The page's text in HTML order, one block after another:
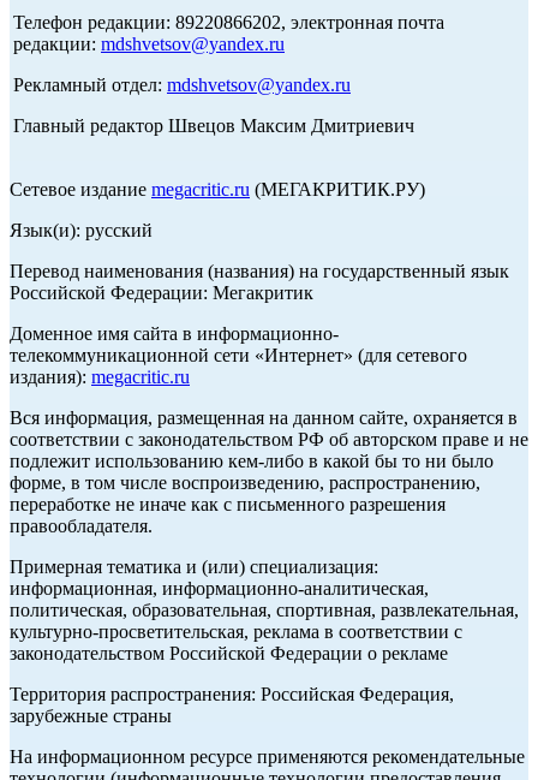
Телефон редакции: 89220866202, электронная почта
редакции: mdshvetsov@yandex.ru
Рекламный отдел: mdshvetsov@yandex.ru
Главный редактор Швецов Максим Дмитриевич
Сетевое издание megacritic.ru (МЕГАКРИТИК.РУ)
Язык(и): русский
Перевод наименования (названия) на государственный язык
Российской Федерации: Мегакритик
Доменное имя сайта в информационно-
телекоммуникационной сети «Интернет» (для сетевого
издания): megacritic.ru
Вся информация, размещенная на данном сайте, охраняется в
соответствии с законодательством РФ об авторском праве и не
подлежит использованию кем-либо в какой бы то ни было
форме, в том числе воспроизведению, распространению,
переработке не иначе как с письменного разрешения
правообладателя.
Примерная тематика и (или) специализация:
информационная, информационно-аналитическая,
политическая, образовательная, спортивная, развлекательная,
культурно-просветительская, реклама в соответствии с
законодательством Российской Федерации о рекламе
Территория распространения: Российская Федерация,
зарубежные страны
На информационном ресурсе применяются рекомендательные